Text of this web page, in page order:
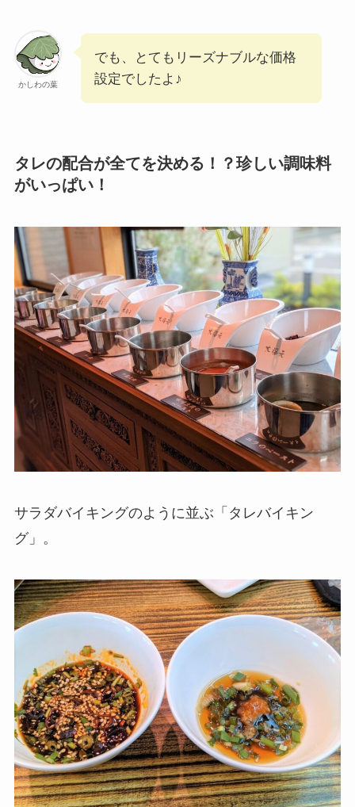
かしわの葉
でも、とてもリーズナブルな価格
設定でしたよ♪
タレの配合が全てを決める！？珍しい調味料
がいっぱい！
サラダバイキングのように並ぶ「タレバイキン
グ」。